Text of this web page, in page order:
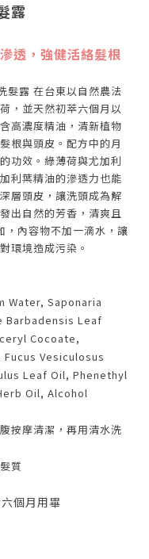
露
透，強健活絡髮根
髮露 在台東以自然農法
，並天然初萃六個月以
高濃度精油，清新植物
根與頭皮。配方中的月
功效。綠薄荷與尤加利
利葉精油的滲透力也能
層頭皮，讓洗頭成為解
出自然的芳香，清爽且
，內容物不加一滴水，讓
環境造成污染。
Water, Saponaria
Barbadensis Leaf
Cocoate,
Vesiculosus
Leaf Oil, Phenethyl
Oil, Alcohol
按摩清潔，再用清水洗
質
個月用畢